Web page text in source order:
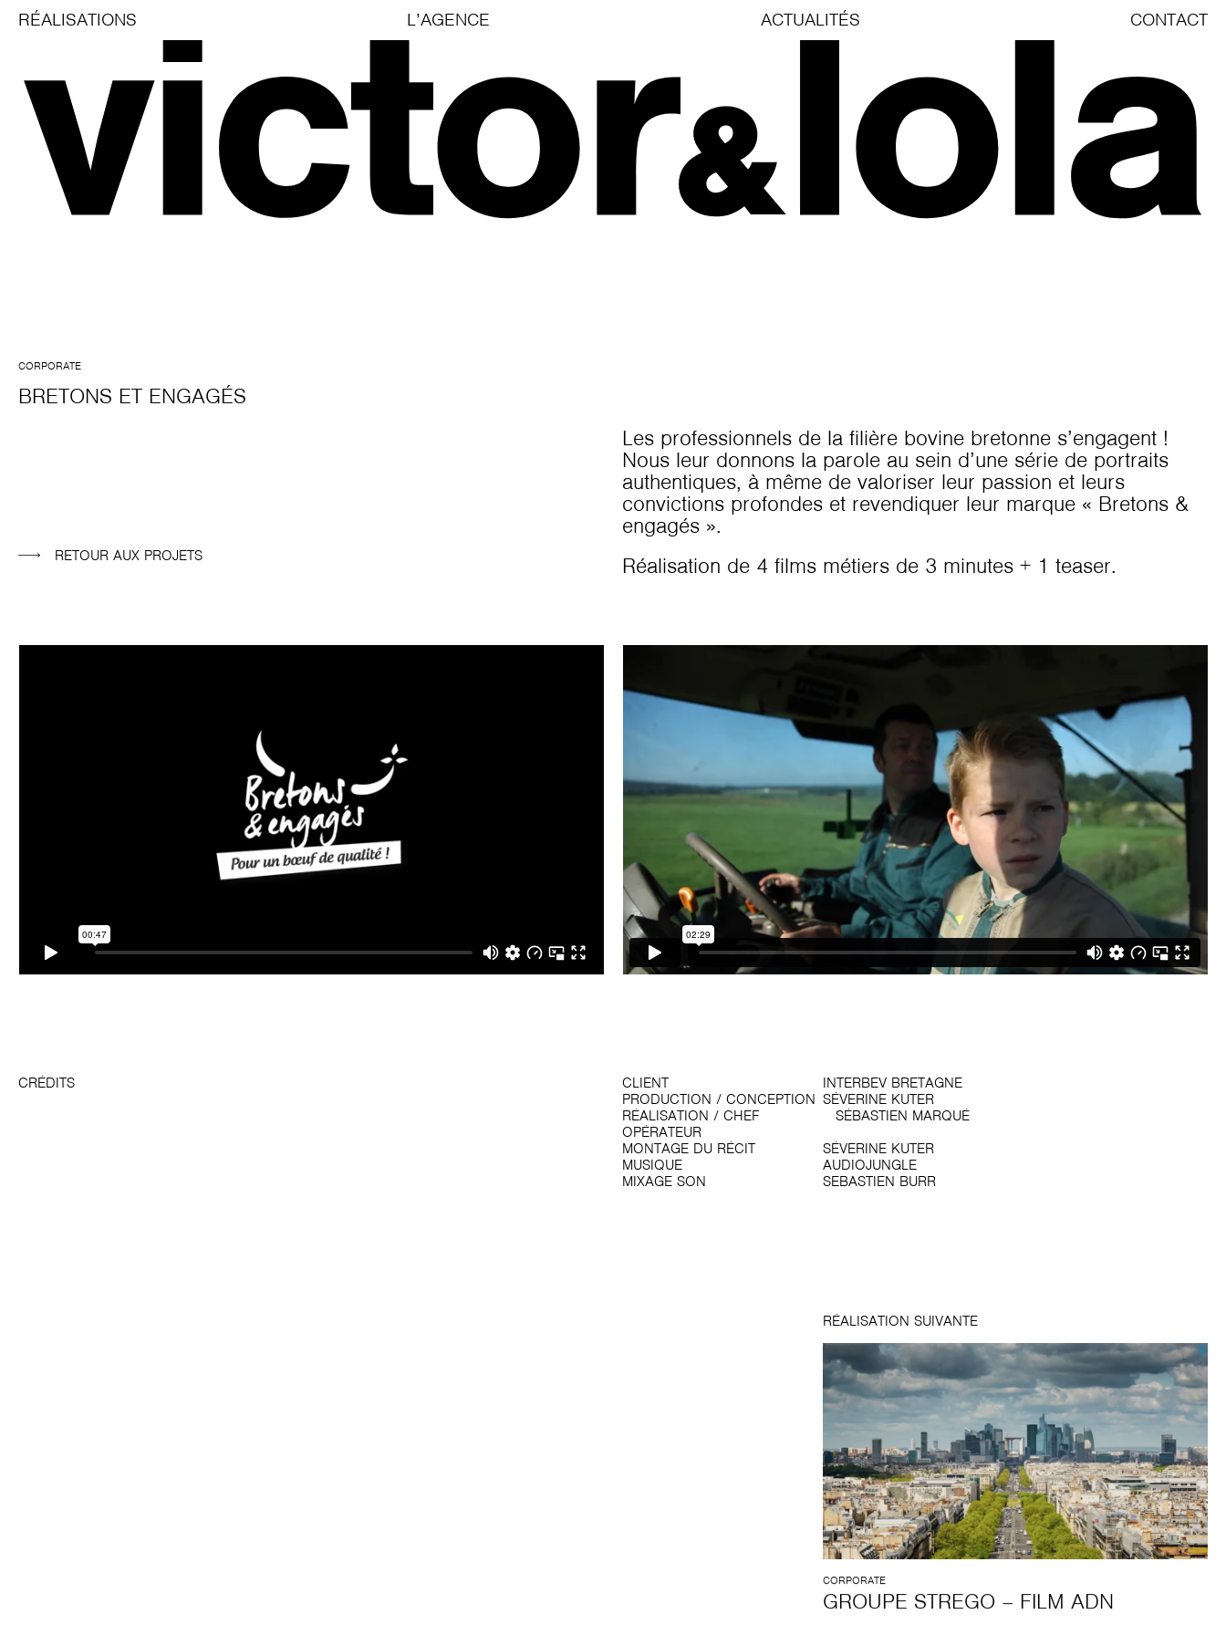
RÉALISATIONS L’AGENCE ACTUALITÉS CONTACT
CORPORATE
BRETONS ET ENGAGÉS
Les professionnels de la filière bovine bretonne s’engagent !
Nous leur donnons la parole au sein d’une série de portraits
authentiques, à même de valoriser leur passion et leurs
convictions profondes et revendiquer leur marque « Bretons &
engagés ».
Réalisation de 4 films métiers de 3 minutes + 1 teaser.
RETOUR AUX PROJETS
CRÉDITS CLIENT
INTERBEV BRETAGNE
PRODUCTION / CONCEPTION SÉVERINE KUTER
RÉALISATION / CHEF
OPÉRATEUR
SÉBASTIEN MARQUÉ
MONTAGE DU RÉCIT
SÉVERINE KUTER
MUSIQUE
AUDIOJUNGLE
MIXAGE SON
SEBASTIEN BURR
RÉALISATION SUIVANTE
CORPORATE
GROUPE STREGO – FILM ADN